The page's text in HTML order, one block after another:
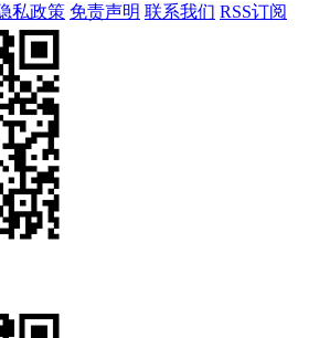
私政策 免责声明 联系我们 RSS订阅